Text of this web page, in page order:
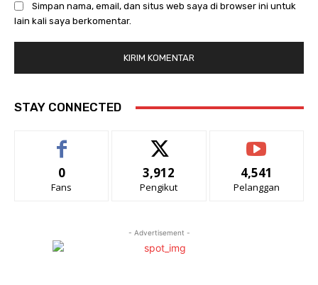
Simpan nama, email, dan situs web saya di browser ini untuk
lain kali saya berkomentar.
STAY CONNECTED
0
Fans
3,912
Pengikut
4,541
Pelanggan
- Advertisement -